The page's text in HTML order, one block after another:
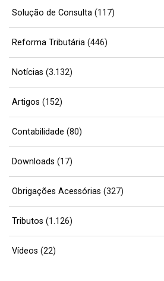
Solução de Consulta (117)
Reforma Tributária (446)
Notícias (3.132)
Artigos (152)
Contabilidade (80)
Downloads (17)
Obrigações Acessórias (327)
Tributos (1.126)
Vídeos (22)